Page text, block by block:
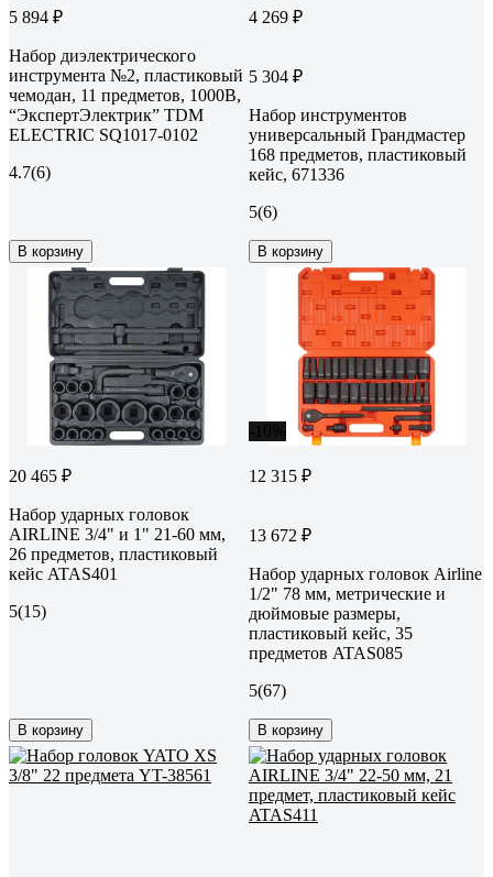
5 894 ₽
Набор диэлектрического
инструмента №2, пластиковый
чемодан, 11 предметов, 1000В,
“ЭкспертЭлектрик” TDM
ELECTRIC SQ1017-0102
4.7(6)
В корзину
4 269 ₽
5 304 ₽
Набор инструментов
универсальный Грандмастер
168 предметов, пластиковый
кейс, 671336
5(6)
В корзину
20 465 ₽
Набор ударных головок
AIRLINE 3/4" и 1" 21-60 мм,
26 предметов, пластиковый
кейс ATAS401
5(15)
В корзину
12 315 ₽
13 672 ₽
Набор ударных головок Airline
1/2" 78 мм, метрические и
дюймовые размеры,
пластиковый кейс, 35
предметов ATAS085
5(67)
В корзину